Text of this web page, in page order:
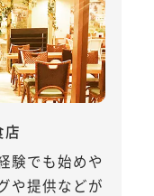
店
験でも始めや
や提供などが